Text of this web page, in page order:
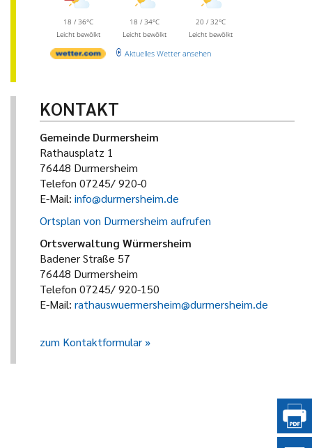
18 / 36°C
Leicht bewölkt
18 / 34°C
Leicht bewölkt
20 / 32°C
Leicht bewölkt
Aktuelles Wetter ansehen
KONTAKT
Gemeinde Durmersheim
Rathausplatz 1
76448 Durmersheim
Telefon 07245/ 920-0
E-Mail: info@durmersheim.de
Ortsplan von Durmersheim aufrufen
Ortsverwaltung Würmersheim
Badener Straße 57
76448 Durmersheim
Telefon 07245/ 920-150
E-Mail: rathauswuermersheim@durmersheim.de
zum Kontaktformular